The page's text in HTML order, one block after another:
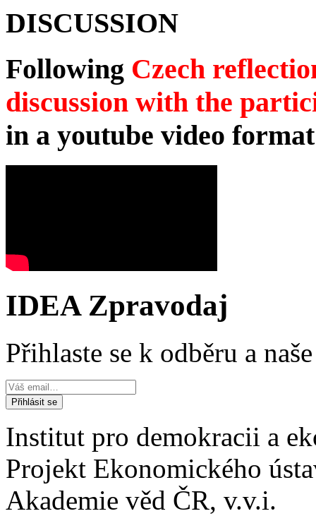
DISCUSSION
Following Czech
discussion with the
in a youtube video
IDEA Zpravodaj
Přihlaste se k odběru a
Institut pro demokracii a
Projekt Ekonomického
Akademie věd ČR, v.v.i.